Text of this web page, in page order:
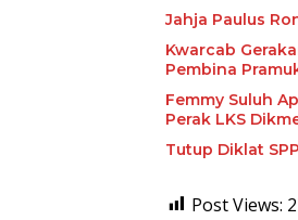
Jahja Paulus
Kwarcab
Pembina
Femmy Suluh
Perak LKS
Tutup Diklat
Post Views: